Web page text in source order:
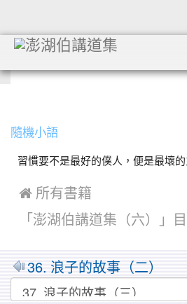
隨機小語
習慣要不是最好的僕人，便是最
 所有書籍
「澎湖伯講道集（六）」
36. 浪子的故事（二）